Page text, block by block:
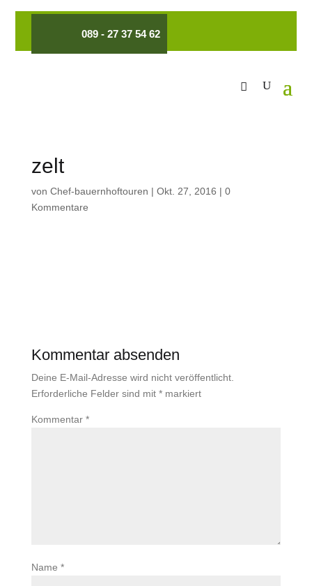
089 - 27 37 54 62
zelt
von Chef-bauernhoftouren | Okt. 27, 2016 | 0
Kommentare
Kommentar absenden
Deine E-Mail-Adresse wird nicht veröffentlicht.
Erforderliche Felder sind mit *markiert
Kommentar *
Name *